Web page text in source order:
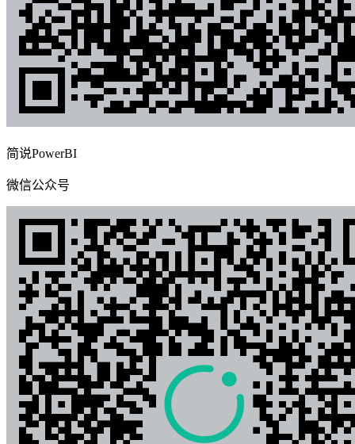
简说PowerBI
微信公众号